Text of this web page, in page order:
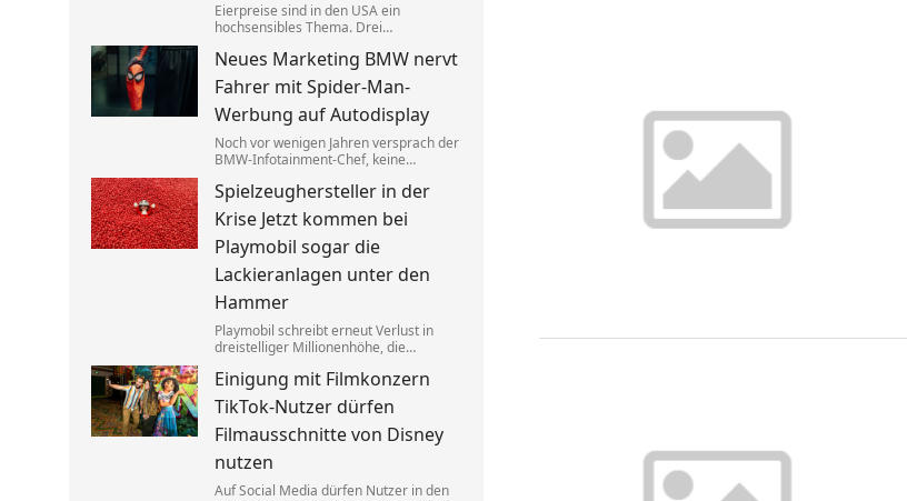
Eierpreise sind in den USA ein
hochsensibles Thema. Drei
sich dabei illegalerweise abgesprochen
zu haben. Sie einigten sich mit der Justiz
– und liefern jetzt im großen Stil.
Neues Marketing BMW nervt
Fahrer mit Spider-Man-
Werbung auf Autodisplay
Noch vor wenigen Jahren versprach der
BMW-Infotainment-Chef, keine
Nun zeigen bestimmte Modelle einen
Clip für einen neuen Film. BMW sagt,
das sei gar keine Werbung.
Spielzeughersteller in der
Krise Jetzt kommen bei
Playmobil sogar die
Lackieranlagen unter den
Hammer
Playmobil schreibt erneut Verlust in
dreistelliger Millionenhöhe, die
Vorzeigeunternehmens wandert ins
Ausland. Getrieben wird die Krise auch
von eklatantem Missmanagement.
Einigung mit Filmkonzern
TikTok-Nutzer dürfen
Filmausschnitte von Disney
nutzen
Auf Social Media dürfen Nutzer in den